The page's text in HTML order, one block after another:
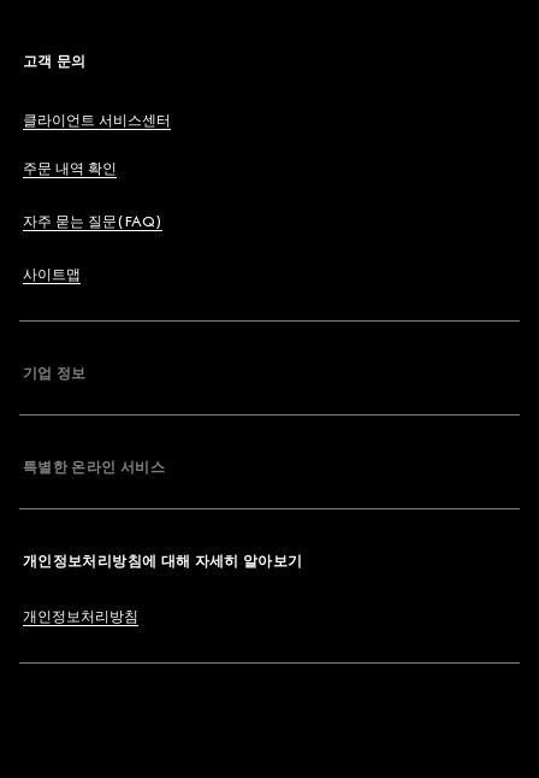
고객 문의
클라이언트 서비스센터
주문 내역 확인
자주 묻는 질문(FAQ)
사이트맵
기업 정보
특별한 온라인 서비스
개인정보처리방침에 대해 자세히 알아보기
개인정보처리방침